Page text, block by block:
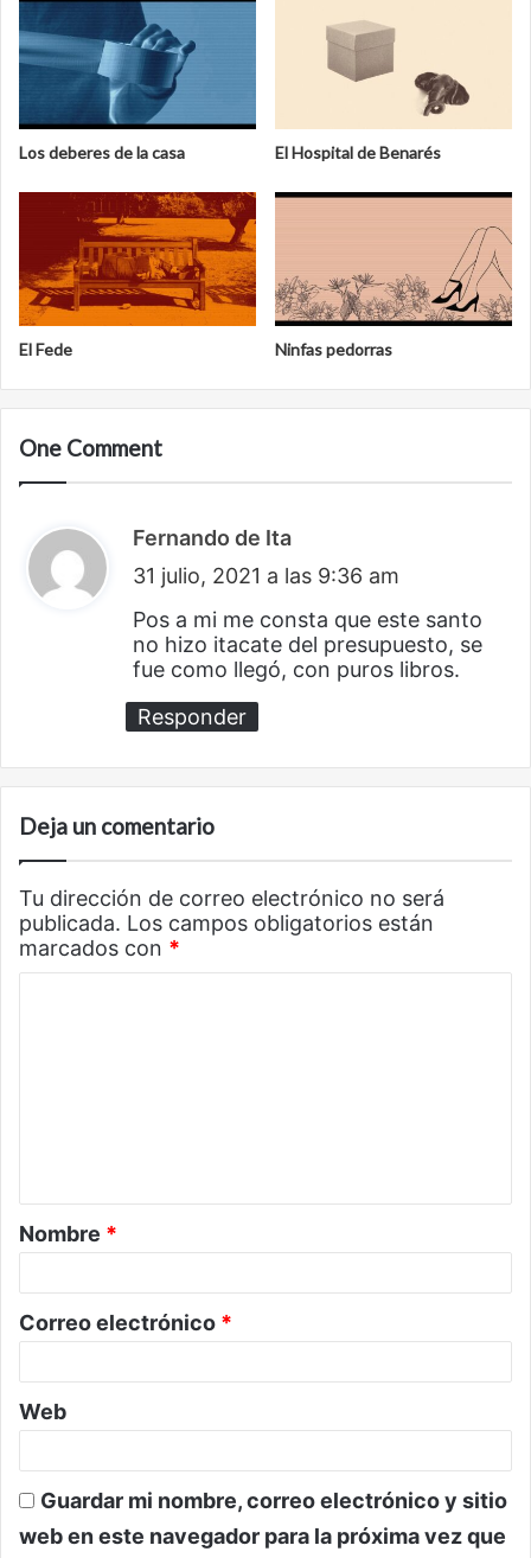
Los deberes de la casa El Hospital de Benarés
El Fede Ninfas pedorras
One Comment
Fernando de Ita
i
c
e
31 julio, 2021 a las 9:36 am
Pos a mi me consta que este santo
no hizo itacate del presupuesto, se
fue como llegó, con puros libros.
Responder
Deja un comentario
Tu dirección de correo electrónico no será
publicada. Los campos obligatorios están
marcados con *
a
r
o
*
Nombre *
Correo electrónico *
Web
Guardar mi nombre, correo electrónico y sitio
web en este navegador para la próxima vez que